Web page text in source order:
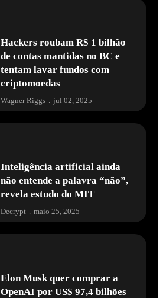
Hackers roubam R$ 1 bilhão
de contas mantidas no BC e
tentam lavar fundos com
criptomoedas
Wagner Riggs jul 02, 2025
Inteligência artificial ainda
não entende a palavra “não”,
revela estudo do MIT
Decrypt . maio 25, 2025
Elon Musk quer comprar a
OpenAI por US$ 97,4 bilhões